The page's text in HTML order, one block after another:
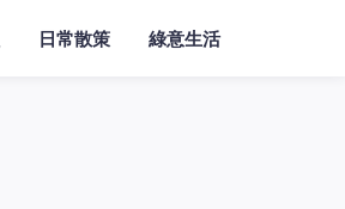
日常散策 綠意生活